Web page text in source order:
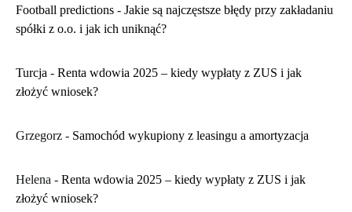
Football predictions - Jakie są najczęstsze błędy przy zakładaniu
spółki z o.o. i jak ich uniknąć?
Turcja - Renta wdowia 2025 – kiedy wypłaty z ZUS i jak
złożyć wniosek?
Grzegorz - Samochód wykupiony z leasingu a amortyzacja
Helena - Renta wdowia 2025 – kiedy wypłaty z ZUS i jak
złożyć wniosek?